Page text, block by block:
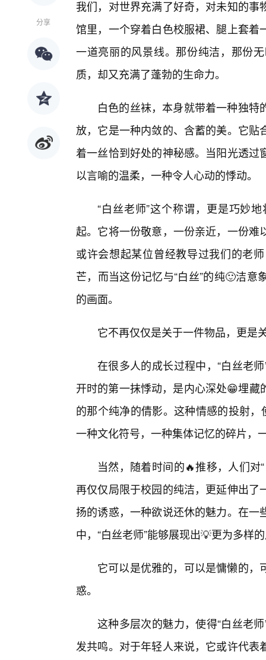
分享
我们，对世界充满了好奇，对未知的
馆里，一个穿着白色校服裙、腿上套
一道亮丽的风景线。那份纯洁，那份
质，却又充满了蓬勃的生命力。
白色的丝袜，本身就带着一种独
放，它是一种内敛的、含蓄的美。它
着一丝恰到好处的神秘感。当阳光透
以言喻的温柔，一种令人心动的悸动。
“白丝老师”这个称谓，更是巧妙
起。它将一份敬意，一份亲近，一份
或许会想起某位曾经教导过我们的老
芒，而当这份记忆与“白丝”的纯🙂洁
的画面。
它不再仅仅是关于一件物品，更是
在很多人的成长过程中，“白丝老
开时的第一抹悸动，是内心深处😁埋
的那个纯净的倩影。这种情感的投射
一种文化符号，一种集体记忆的碎片，
当然，随着时间的🔥推移，人们
再仅仅局限于校园的纯洁，更延伸出
扬的诱惑，一种欲说还休的魅力。在
中，“白丝老师”能够展现出💡更为多样
它可以是优雅的，可以是慵懒的
惑。
这种多层次的魅力，使得“白丝老
发共鸣。对于年轻人来说，它或许代